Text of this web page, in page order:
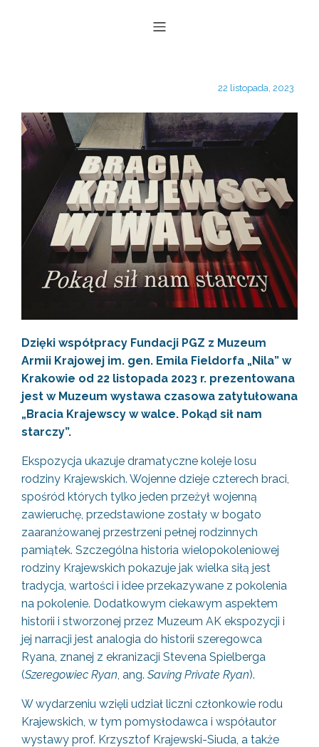
22 listopada, 2023
Dzięki współpracy Fundacji PGZ z Muzeum
Armii Krajowej im. gen. Emila Fieldorfa „Nila” w
Krakowie od 22 listopada 2023 r. prezentowana
jest w Muzeum wystawa czasowa zatytułowana
„Bracia Krajewscy w walce. Pokąd sił nam
starczy”.
Ekspozycja ukazuje dramatyczne koleje losu
rodziny Krajewskich. Wojenne dzieje czterech braci,
spośród których tylko jeden przeżył wojenną
zawieruchę, przedstawione zostały w bogato
zaaranżowanej przestrzeni pełnej rodzinnych
pamiątek. Szczególna historia wielopokoleniowej
rodziny Krajewskich pokazuje jak wielka siłą jest
tradycja, wartości i idee przekazywane z pokolenia
na pokolenie. Dodatkowym ciekawym aspektem
historii i stworzonej przez Muzeum AK ekspozycji i
jej narracji jest analogia do historii szeregowca
Ryana, znanej z ekranizacji Stevena Spielberga
(Szeregowiec Ryan, ang. Saving Private Ryan).
W wydarzeniu wzięli udział liczni członkowie rodu
Krajewskich, w tym pomysłodawca i współautor
wystawy prof. Krzysztof Krajewski-Siuda, a także